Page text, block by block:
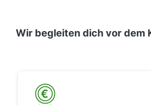
Wir begleiten dich vor dem